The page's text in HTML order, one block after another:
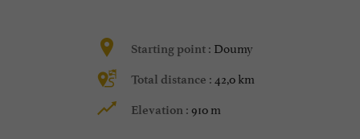
Starting point : Doumy
Total distance : 42,0 km
Elevation : 910 m